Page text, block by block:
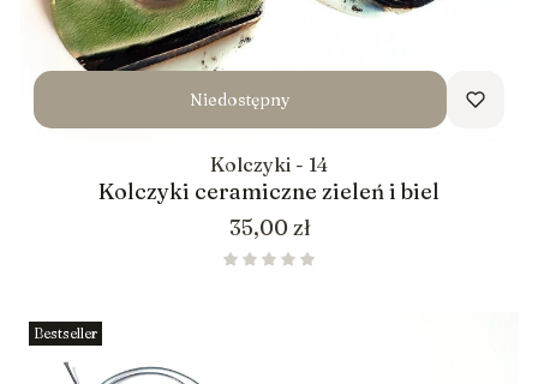
Niedostępny
Kolczyki - 14
Kolczyki ceramiczne zieleń i biel
Cena
35,00 zł
Bestseller